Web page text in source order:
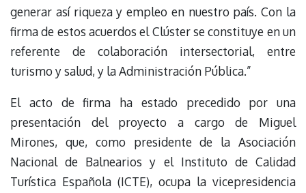
generar así riqueza y empleo en nuestro país. Con la
firma de estos acuerdos el Clúster se constituye en un
referente de colaboración intersectorial, entre
turismo y salud, y la Administración Pública.”
El acto de firma ha estado precedido por una
presentación del proyecto a cargo de Miguel
Mirones, que, como presidente de la Asociación
Nacional de Balnearios y el Instituto de Calidad
Turística Española (ICTE), ocupa la vicepresidencia